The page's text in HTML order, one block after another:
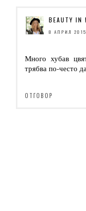
BEAUTY IN
8 АПРИЛ
Много хубав
трябва по-често
ОТГОВОР